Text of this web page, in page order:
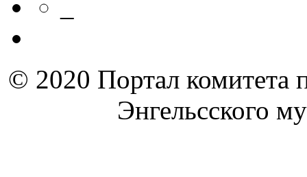
© 2020 Портал комитета
Энгельсского